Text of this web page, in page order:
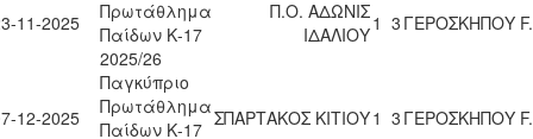
11-2025
Πρωτάθλημα
Παίδων Κ-17
2025/26
Π.Ο. ΑΔΩΝΙΣ
ΙΔΑΛΙΟΥ1 3 ΓΕΡΟΣΚΗΠΟΥ
12-2025
Παγκύπριο
Πρωτάθλημα
Παίδων Κ-17 ΣΠΑΡΤΑΚΟΣ ΚΙΤΙΟΥ1 3 ΓΕΡΟΣΚΗΠΟΥ